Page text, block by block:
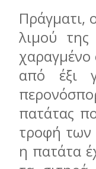
Πράγματι,
λιμού της
χαραγμένο
από έξι
πατάτας
τροφή των
η πατάτα